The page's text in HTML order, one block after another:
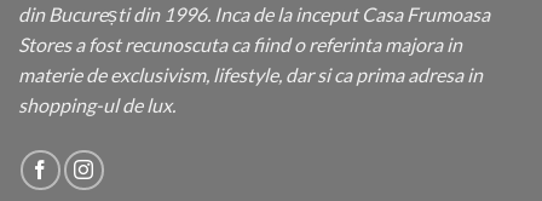
din București din 1996. Inca de la inceput Casa Frumoasa
Stores a fost recunoscuta ca fiind o referinta majora in
materie de exclusivism, lifestyle, dar si ca prima adresa in
shopping-ul de lux.